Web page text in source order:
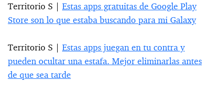
Territorio S | Estas apps gratuitas de Google Play
Store son lo que estaba buscando para mi Galaxy
Territorio S | Estas apps juegan en tu contra y
pueden ocultar una estafa. Mejor eliminarlas antes
de que sea tarde